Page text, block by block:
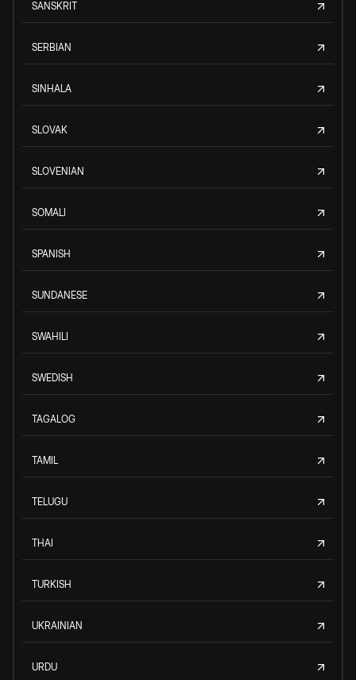
SANSKRIT
SERBIAN
SINHALA
SLOVAK
SLOVENIAN
SOMALI
SPANISH
SUNDANESE
SWAHILI
SWEDISH
TAGALOG
TAMIL
TELUGU
THAI
TURKISH
UKRAINIAN
URDU